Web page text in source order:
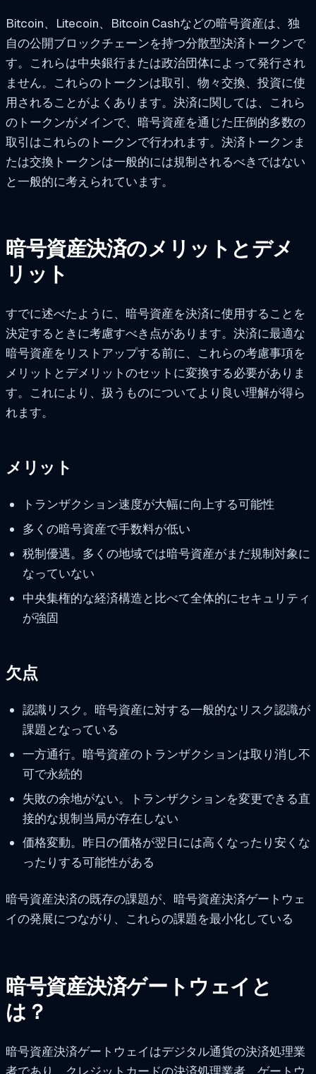
Bitcoin、Litecoin、Bitcoin Cashなどの暗号資産は、独
自の公開ブロックチェーンを持つ分散型決済トークンで
す。これらは中央銀行または政治団体によって発行され
ません。これらのトークンは取引、物々交換、投資に使
用されることがよくあります。決済に関しては、これら
のトークンがメインで、暗号資産を通じた圧倒的多数の
取引はこれらのトークンで行われます。決済トークンま
たは交換トークンは一般的には規制されるべきではない
と一般的に考えられています。
暗号資産決済のメリットとデメ
リット
すでに述べたように、暗号資産を決済に使用することを
決定するときに考慮すべき点があります。決済に最適な
暗号資産をリストアップする前に、これらの考慮事項を
メリットとデメリットのセットに変換する必要がありま
す。これにより、扱うものについてより良い理解が得ら
れます。
メリット
トランザクション速度が大幅に向上する可能性
多くの暗号資産で手数料が低い
税制優遇。多くの地域では暗号資産がまだ規制対象に
なっていない
中央集権的な経済構造と比べて全体的にセキュリティ
が強固
欠点
認識リスク。暗号資産に対する一般的なリスク認識が
課題となっている
一方通行。暗号資産のトランザクションは取り消し不
可で永続的
失敗の余地がない。トランザクションを変更できる直
接的な規制当局が存在しない
価格変動。昨日の価格が翌日には高くなったり安くな
ったりする可能性がある
暗号資産決済の既存の課題が、暗号資産決済ゲートウェ
イの発展につながり、これらの課題を最小化している
暗号資産決済ゲートウェイと
は？
暗号資産決済ゲートウェイはデジタル通貨の決済処理業
者であり、クレジットカードの決済処理業者、ゲートウ